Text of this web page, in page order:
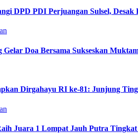
DPD PDI Perjuangan Sulsel,
Gelar Doa Bersama Sukseskan
Dirgahayu RI ke-81: Junjung
Juara 1 Lompat Jauh Putra